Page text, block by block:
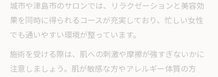
城市や津島市のサロンでは、リラクゼーションと美容効
果を同時に得られるコースが充実しており、忙しい女性
でも通いやすい環境が整っています。
施術を受ける際は、肌への刺激や摩擦が強すぎないかに
注意しましょう。肌が敏感な方やアレルギー体質の方